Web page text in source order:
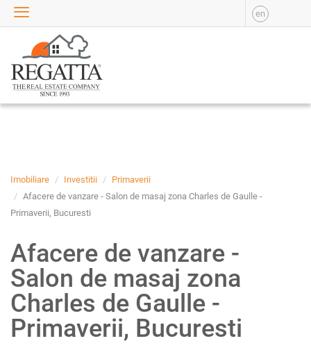
en
Imobiliare Investitii
Primaverii
Afacere de vanzare - Salon de masaj zona Charles de Gaulle -
Primaverii, Bucuresti
Afacere de vanzare -
Salon de masaj zona
Charles de Gaulle -
Primaverii, Bucuresti
VANZARE
APARTAMENTE DE
VANZARE
APARTAMENTE NOI DE
VANZARE
SPATII INDUSTRIALE DE
VANZARE
INCHIRIERE
APARTAMENTE DE
INCHIRIAT
APARTAMENTE NOI DE
INCHIRIAT